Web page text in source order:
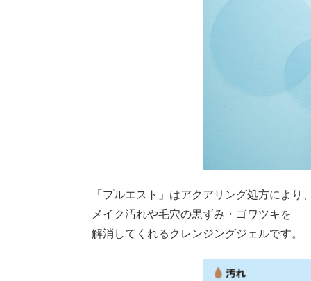
「プルエスト」はアクアリング処方により
メイク汚れや毛穴の黒ずみ・ゴワツキを
解消してくれるクレンジングジェルです。